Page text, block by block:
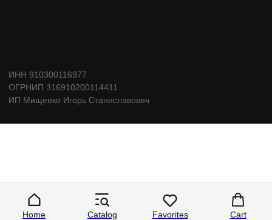
Home Catalog Favorites Cart